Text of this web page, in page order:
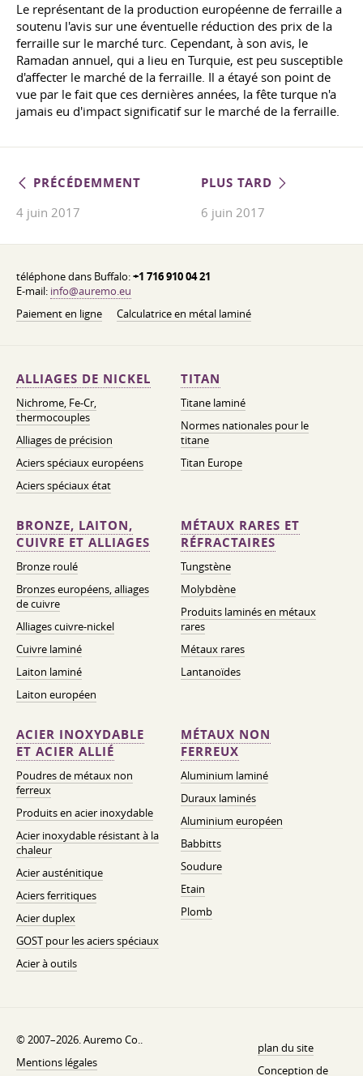
Le représentant de la production européenne de ferraille a
soutenu l'avis sur une éventuelle réduction des prix de la
ferraille sur le marché turc. Cependant, à son avis, le
Ramadan annuel, qui a lieu en Turquie, est peu susceptible
d'affecter le marché de la ferraille. Il a étayé son point de
vue par le fait que ces dernières années, la fête turque n'a
jamais eu d'impact significatif sur le marché de la ferraille.
PRÉCÉDEMMENT
4 juin 2017
PLUS TARD
6 juin 2017
téléphone dans Buffalo:+1 716 910 04 21
E-mail: info@auremo.eu
Paiement en ligne
Calculatrice en métal laminé
ALLIAGES DE NICKEL
Nichrome, Fe-Cr,
thermocouples
Alliages de précision
Aciers spéciaux européens
Aciers spéciaux état
TITAN
Titane laminé
Normes nationales pour le
titane
Titan Europe
BRONZE, LAITON,
CUIVRE ET ALLIAGES
Bronze roulé
Bronzes européens, alliages
de cuivre
Alliages cuivre-nickel
Cuivre laminé
Laiton laminé
Laiton européen
MÉTAUX RARES ET
RÉFRACTAIRES
Tungstène
Molybdène
Produits laminés en métaux
rares
Métaux rares
Lantanoïdes
ACIER INOXYDABLE
ET ACIER ALLIÉ
Poudres de métaux non
ferreux
Produits en acier inoxydable
Acier inoxydable résistant à la
chaleur
Acier austénitique
Aciers ferritiques
Acier duplex
GOST pour les aciers spéciaux
Acier à outils
MÉTAUX NON
FERREUX
Aluminium laminé
Duraux laminés
Aluminium européen
Babbitts
Soudure
Etain
Plomb
© 2007–2026. Auremo Co..
Mentions légales
plan du site
Conception de